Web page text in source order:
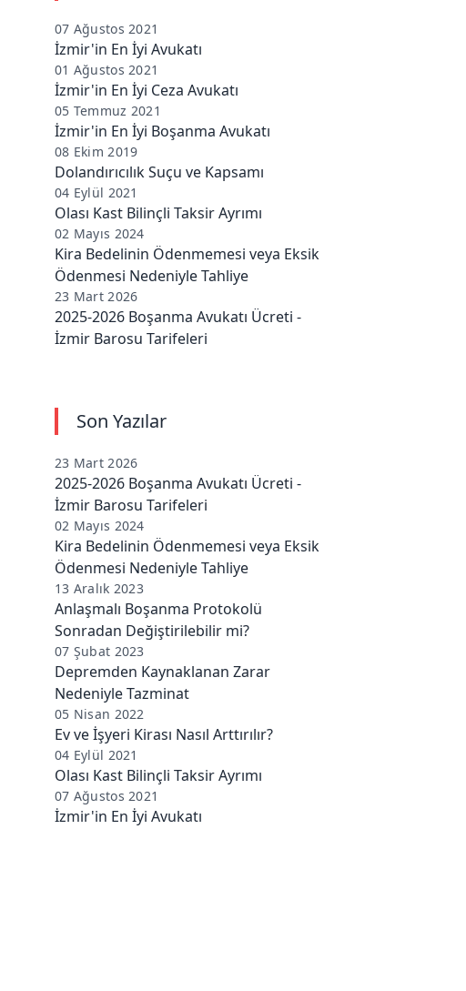
07 Ağustos 2021
İzmir'in En İyi Avukatı
01 Ağustos 2021
İzmir'in En İyi Ceza Avukatı
05 Temmuz 2021
İzmir'in En İyi Boşanma Avukatı
08 Ekim 2019
Dolandırıcılık Suçu ve Kapsamı
04 Eylül 2021
Olası Kast Bilinçli Taksir Ayrımı
02 Mayıs 2024
Kira Bedelinin Ödenmemesi veya Eksik
Ödenmesi Nedeniyle Tahliye
23 Mart 2026
2025-2026 Boşanma Avukatı Ücreti -
İzmir Barosu Tarifeleri
Son Yazılar
23 Mart 2026
2025-2026 Boşanma Avukatı Ücreti -
İzmir Barosu Tarifeleri
02 Mayıs 2024
Kira Bedelinin Ödenmemesi veya Eksik
Ödenmesi Nedeniyle Tahliye
13 Aralık 2023
Anlaşmalı Boşanma Protokolü
Sonradan Değiştirilebilir mi?
07 Şubat 2023
Depremden Kaynaklanan Zarar
Nedeniyle Tazminat
05 Nisan 2022
Ev ve İşyeri Kirası Nasıl Arttırılır?
04 Eylül 2021
Olası Kast Bilinçli Taksir Ayrımı
07 Ağustos 2021
İzmir'in En İyi Avukatı